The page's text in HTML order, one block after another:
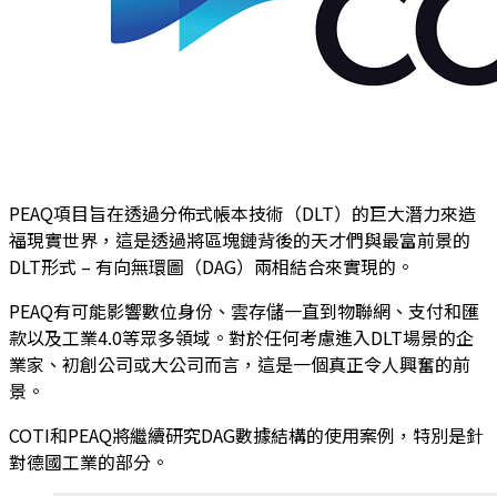
PEAQ項目旨在透過分佈式帳本技術（DLT）的巨大潛力來造
福現實世界，這是透過將區塊鏈背後的天才們與最富前景的
DLT形式 – 有向無環圖（DAG）兩相結合來實現的。
PEAQ有可能影響數位身份、雲存儲一直到物聯網、支付和匯
款以及工業4.0等眾多領域。對於任何考慮進入DLT場景的企
業家、初創公司或大公司而言，這是一個真正令人興奮的前
景。
COTI和PEAQ將繼續研究DAG數據結構的使用案例，特別是針
對德國工業的部分。